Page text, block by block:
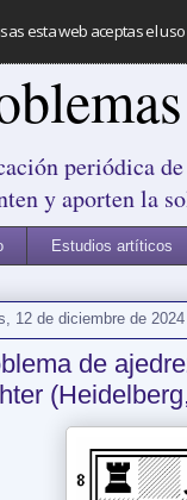
esta web aceptas el
periódica
y aporten la
Estudios artíticos
12 de diciembre de 2024
de